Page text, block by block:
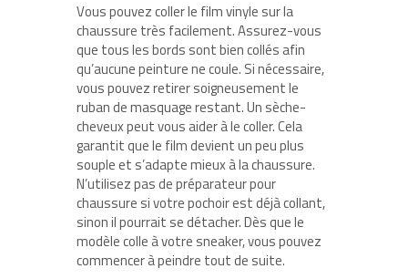
Vous pouvez coller le film vinyle sur la
chaussure très facilement. Assurez-vous
que tous les bords sont bien collés afin
qu’aucune peinture ne coule. Si nécessaire,
vous pouvez retirer soigneusement le
ruban de masquage restant. Un sèche-
cheveux peut vous aider à le coller. Cela
garantit que le film devient un peu plus
souple et s’adapte mieux à la chaussure.
N’utilisez pas de préparateur pour
chaussure si votre pochoir est déjà collant,
sinon il pourrait se détacher. Dès que le
modèle colle à votre sneaker, vous pouvez
commencer à peindre tout de suite.